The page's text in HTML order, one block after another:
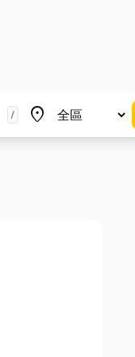
/ place
地區